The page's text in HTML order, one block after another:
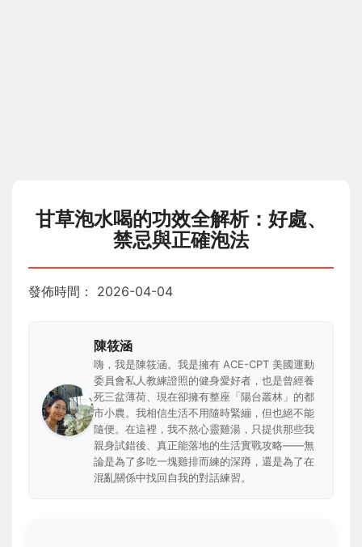
甘草泡水喝的功效全解析：好處、
禁忌與正確泡法
發佈時間： 2026-04-04
陳筱涵
嗨，我是陳筱涵。我是擁有 ACE-CPT 美國運動
委員會私人教練證照的健身愛好者，也是曾經養
死三盆薄荷、現在卻擁有整座「陽台叢林」的都
市小農。我相信生活不用隨時緊繃，但也絕不能
隨便。在這裡，我不熬心靈雞湯，只提供那些我
親身試錯後、真正能落地的生活實戰攻略——無
論是為了多吃一塊雞排而練的深蹲，還是為了在
混亂關係中找回自我的對話練習。